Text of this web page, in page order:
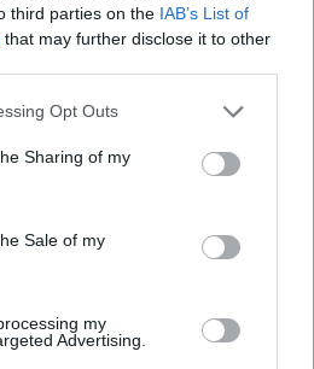
third parties on the IAB’s List of
that may further disclose it to other
app uses one or more Google
behaviour. You may click to
and its third-party tags to
purposes in below Google
Opt Outs
Sharing of my
Sale of my
my
Advertising.